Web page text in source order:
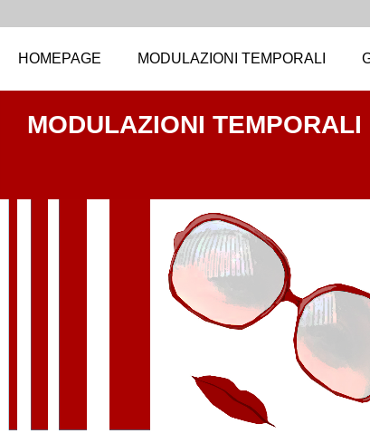
HOMEPAGE MODULAZIONI TEMPORALI
MODULAZIONI TEMPORALI